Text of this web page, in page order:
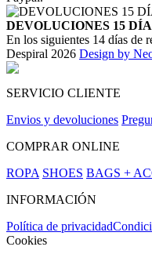
DEVOLUCIONES 15
En los siguientes 14 días de
Despiral 2026 Design by
SERVICIO CLIENTE
Envios y devoluciones
COMPRAR ONLINE
ROPA SHOES BAGS +
INFORMACIÓN
Política de privacidad
Cookies